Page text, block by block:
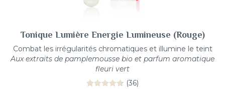
Tonique Lumière Energie Lumineuse (Rouge)
Combat les irrégularités chromatiques et illumine le teint
Aux extraits de pamplemousse bio et parfum aromatique
fleuri vert
(36)